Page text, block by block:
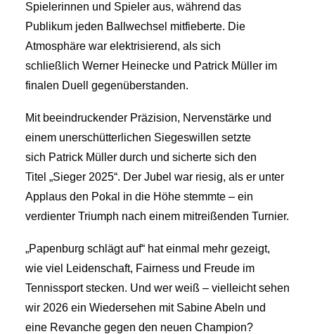
Spielerinnen und Spieler aus, während das
Publikum jeden Ballwechsel mitfieberte. Die
Atmosphäre war elektrisierend, als sich
schließlich Werner Heinecke und Patrick Müller im
finalen Duell gegenüberstanden.
Mit beeindruckender Präzision, Nervenstärke und
einem unerschütterlichen Siegeswillen setzte
sich Patrick Müller durch und sicherte sich den
Titel „Sieger 2025“. Der Jubel war riesig, als er unter
Applaus den Pokal in die Höhe stemmte – ein
verdienter Triumph nach einem mitreißenden Turnier.
„Papenburg schlägt auf“ hat einmal mehr gezeigt,
wie viel Leidenschaft, Fairness und Freude im
Tennissport stecken. Und wer weiß – vielleicht sehen
wir 2026 ein Wiedersehen mit Sabine Abeln und
eine Revanche gegen den neuen Champion?